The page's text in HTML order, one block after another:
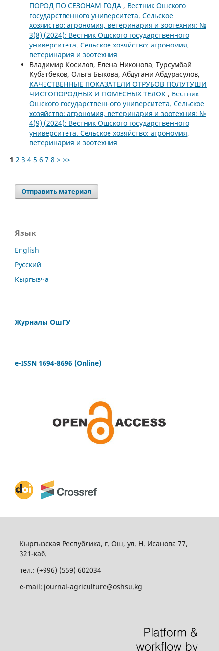
ПОРОД ПО СЕЗОНАМ ГОДА , Вестник Ошского
государственного университета. Сельское
хозяйство: агрономия, ветеринария и зоотехния: №
3(8) (2024): Вестник Ошского государственного
университета. Сельское хозяйство: агрономия,
ветеринария и зоотехния
Владимир Косилов, Елена Никонова, Турсумбай
Кубатбеков, Ольга Быкова, Абдугани Абдурасулов,
КАЧЕСТВЕННЫЕ ПОКАЗАТЕЛИ ОТРУБОВ ПОЛУТУШИ
ЧИСТОПОРОДНЫХ И ПОМЕСНЫХ ТЕЛОК , Вестник
Ошского государственного университета. Сельское
хозяйство: агрономия, ветеринария и зоотехния: №
4(9) (2024): Вестник Ошского государственного
университета. Сельское хозяйство: агрономия,
ветеринария и зоотехния
1 2 3 4 5 6 7 8 > >>
Отправить материал
Язык
English
Русский
Кыргызча
Журналы ОшГУ
e-ISSN 1694-8696 (Online)
Кыргызская Республика, г. Ош, ул. Н. Исанова 77,
321-каб.
тел.: (+996) (559) 602034
e-mail: journal-agriculture@oshsu.kg